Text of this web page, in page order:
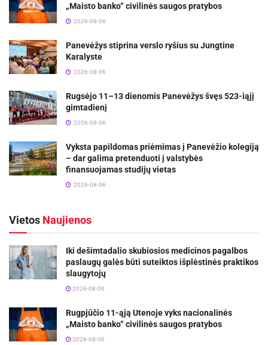
„Maisto banko“ civilinės saugos pratybos
2026-08-06
Panevėžys stiprina verslo ryšius su Jungtine
Karalyste
2026-08-06
Rugsėjo 11–13 dienomis Panevėžys švęs 523-iąjį
gimtadienį
2026-08-06
Vyksta papildomas priėmimas į Panevėžio kolegiją
– dar galima pretenduoti į valstybės
finansuojamas studijų vietas
2026-08-06
Vietos Naujienos
Iki dešimtadalio skubiosios medicinos pagalbos
paslaugų galės būti suteiktos išplėstinės praktikos
slaugytojų
2026-08-06
Rugpjūčio 11-ąją Utenoje vyks nacionalinės
„Maisto banko“ civilinės saugos pratybos
2026-08-06